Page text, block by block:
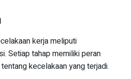
kerja meliputi
Setiap tahap memiliki peran
kecelakaan yang terjadi.